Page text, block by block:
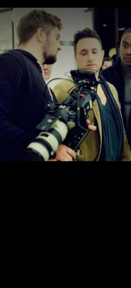
Schlussmacher
Home News Musik
Making Of Videodreh